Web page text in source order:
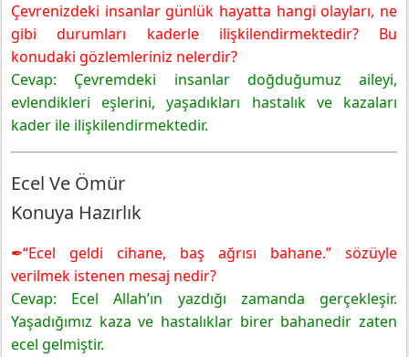
Etkinlik
Etkinlik
8. Sınıf Din Kültürü Ders Kitabı Sayfa 24 Cevapları SDR
İpekyolu Yayıncılık
Etkinlik
Rızık
8. Sınıf Din Kültürü Ders Kitabı Sayfa 25 Cevapları SDR
İpekyolu Yayıncılık
Etkinlik
İpekyolu Yayıncılık
Tevekkül
Etkinlik
Başarı-başarısızlık
Konuya Hazırlık
Çevrenizdeki insanlar günlük hayatta hangi olayları, ne
gibi durumları kaderle ilişkilendirmektedir? Bu
konudaki gözlemleriniz nelerdir?
Cevap: Çevremdeki insanlar doğduğumuz aileyi,
evlendikleri eşlerini, yaşadıkları hastalık ve kazaları
kader ile ilişkilendirmektedir.
Ecel Ve Ömür
Konuya Hazırlık
✒“Ecel geldi cihane, baş ağrısı bahane.” sözüyle
verilmek istenen mesaj nedir?
Cevap: Ecel Allah’ın yazdığı zamanda gerçekleşir.
Yaşadığımız kaza ve hastalıklar birer bahanedir zaten
ecel gelmiştir.